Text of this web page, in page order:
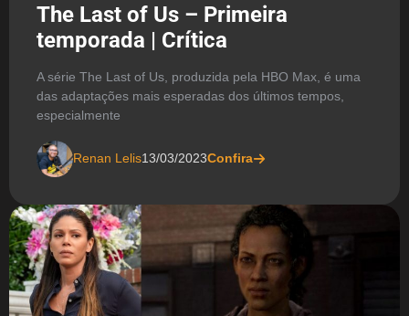
The Last of Us – Primeira
temporada | Crítica
A série The Last of Us, produzida pela HBO Max, é uma
das adaptações mais esperadas dos últimos tempos,
especialmente
Renan Lelis13/03/2023Confira